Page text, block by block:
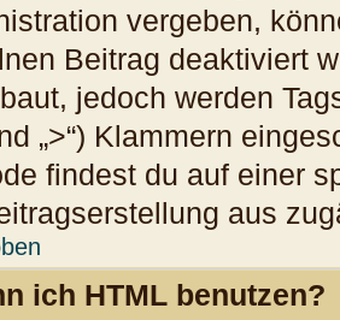
vergeben,
Beitrag deaktiviert
jedoch werden
„>“) Klammern
findest du auf einer
aus
ich HTML benutzen?